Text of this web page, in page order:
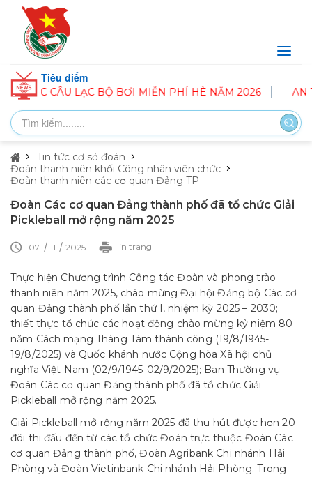
Tiêu điểm
CÂU LẠC BỘ BƠI MIỄN PHÍ HÈ NĂM 2026 AN
Tin tức cơ sở đoàn
Đoàn thanh niên khối Công nhân viên chức
Đoàn thanh niên các cơ quan Đảng TP
Đoàn Các cơ quan Đảng thành phố đã tổ chức Giải
Pickleball mở rộng năm 2025
07 11 2025 in trang
Thực hiện Chương trình Công tác Đoàn và phong trào
thanh niên năm 2025, chào mừng Đại hội Đảng bộ Các cơ
quan Đảng thành phố lần thứ I, nhiệm kỳ 2025 – 2030;
thiết thực tổ chức các hoạt động chào mừng kỷ niệm 80
năm Cách mạng Tháng Tám thành công (19/8/1945-
19/8/2025) và Quốc khánh nước Cộng hòa Xã hội chủ
nghĩa Việt Nam (02/9/1945-02/9/2025); Ban Thường vụ
Đoàn Các cơ quan Đảng thành phố đã tổ chức Giải
Pickleball mở rộng năm 2025.
Giải Pickleball mở rộng năm 2025 đã thu hút được hơn 20
đôi thi đấu đến từ các tổ chức Đoàn trực thuộc Đoàn Các
cơ quan Đảng thành phố, Đoàn Agribank Chi nhánh Hải
Phòng và Đoàn Vietinbank Chi nhánh Hải Phòng. Trong